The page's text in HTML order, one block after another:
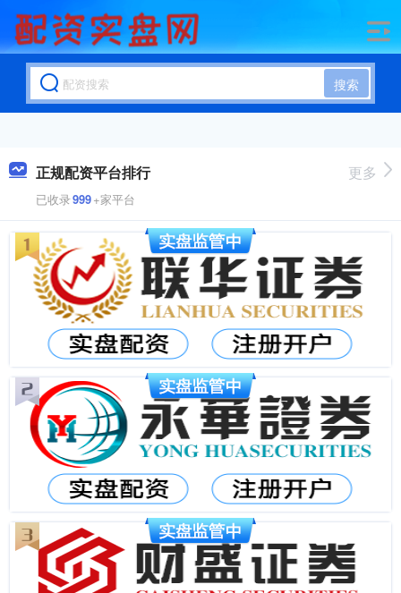
搜索
正规配资平台排行
已收录999+家平台
更多